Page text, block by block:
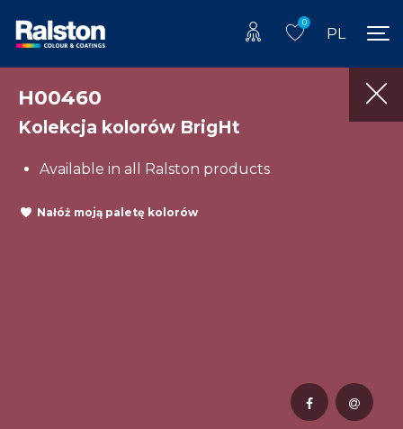
0
PL
H00460
Kolekcja kolorów BrigHt
Available in all Ralston products
Nałóż moją paletę kolorów